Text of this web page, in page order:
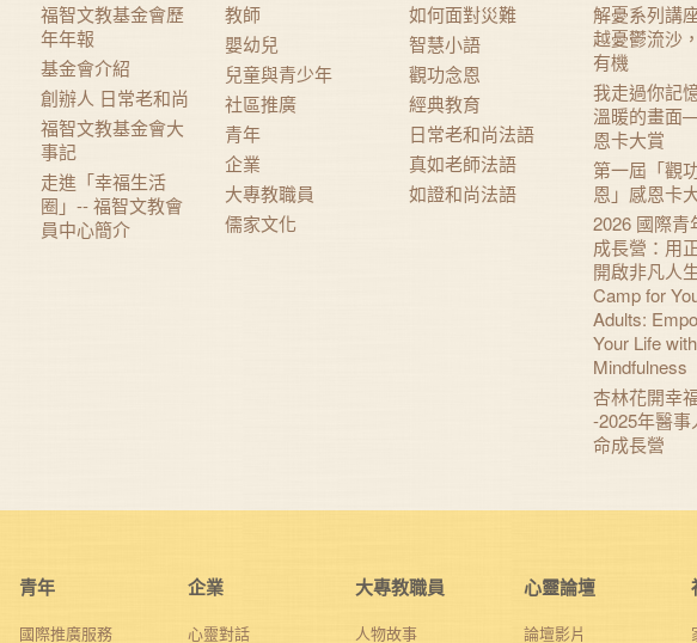
福智文教基金會歷
年年報
基金會介紹
創辦人 日常老和尚
福智文教基金會大
事記
走進「幸福生活
圈」-- 福智文教會
員中心簡介
教師
嬰幼兒
兒童與青少年
社區推廣
青年
企業
大專教職員
儒家文化
如何面對災難
智慧小語
觀功念恩
經典教育
日常老和尚法語
真如老師法語
如證和尚法語
解憂系列講
越憂鬱流沙
有機
我走過你記
溫暖的畫
恩卡大賞
第一屆「觀
恩」感恩卡
2026 國際青
成長營：用
開啟非凡人
Camp for
Adults:
Your Life with
Mindfulness
杏林花開幸
-2025年醫事
命成長營
青年
國際推廣服務
企業
心靈對話
大專教職員
人物故事
心靈論壇
論壇影片